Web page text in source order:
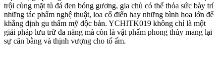
trội cùng mặt tủ đá đen bóng gương, gia chủ có thể thỏa sức bày trí
những tác phẩm nghệ thuật, loa cổ điển hay những bình hoa lớn để
khẳng định gu thẩm mỹ độc bản. YCHITK019 không chỉ là một
giải pháp lưu trữ đa năng mà còn là vật phẩm phong thủy mang lại
sự cân bằng và thịnh vượng cho tổ ấm.